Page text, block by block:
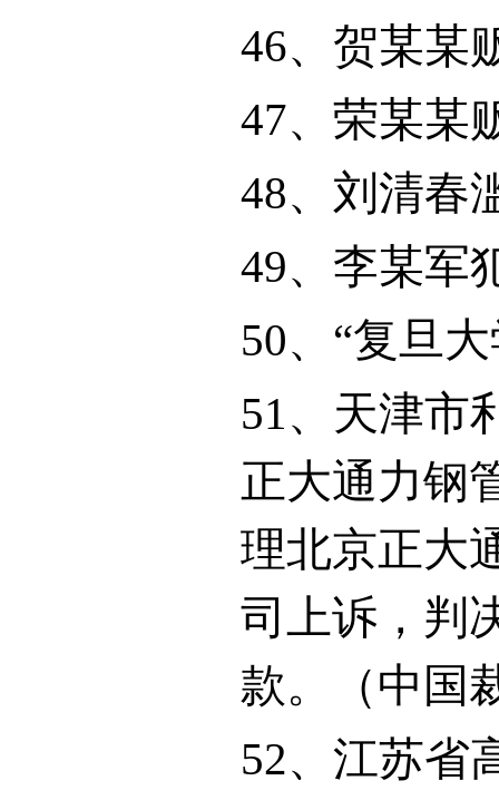
46、贺某某
47、荣某某
48、刘清春
49、李某军
50、“复旦
51、天津市
正大通力钢
理北京正大
司上诉，判
款。（中国
52、江苏省